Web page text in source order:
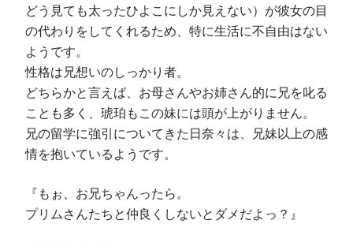
どう見ても太ったひよこにしか見えない）が彼女の目
の代わりをしてくれるため、特に生活に不自由はない
ようです。
性格は兄想いのしっかり者。
どちらかと言えば、お母さんやお姉さん的に兄を叱る
ことも多く、琥珀もこの妹には頭が上がりません。
兄の留学に強引についてきた日奈々は、兄妹以上の感
情を抱いているようです。
『もぉ、お兄ちゃんったら。
プリムさんたちと仲良くしないとダメだよっ？』